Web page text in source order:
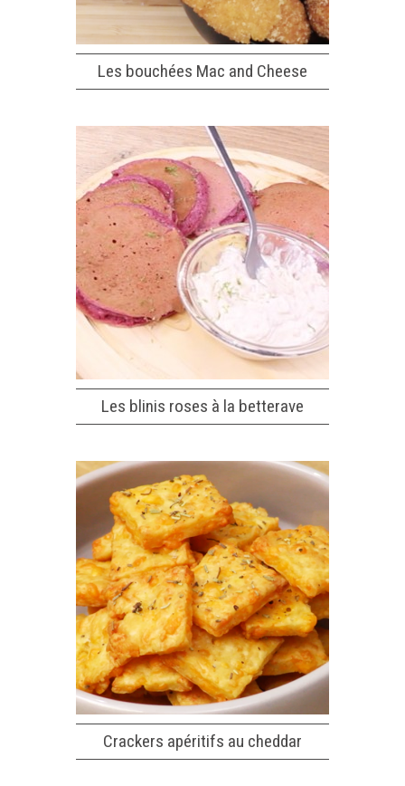
Les bouchées Mac and Cheese
Les blinis roses à la betterave
Crackers apéritifs au cheddar